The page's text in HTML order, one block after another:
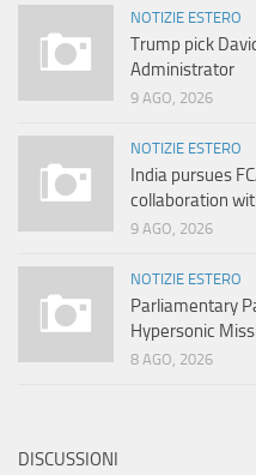
NOTIZIE ESTERO
Trump pick
Administrator
9 AGO, 2026
NOTIZIE ESTERO
India pursues
collaboration
9 AGO, 2026
NOTIZIE ESTERO
Parliamentary
Hypersonic
8 AGO, 2026
DISCUSSIONI